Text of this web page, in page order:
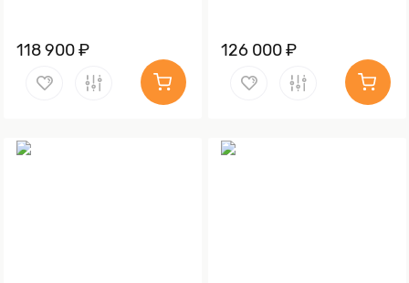
118 900 ₽ 126 000 ₽